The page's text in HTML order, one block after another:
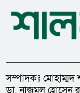
সম্পাদকঃ মোহাম্মদ